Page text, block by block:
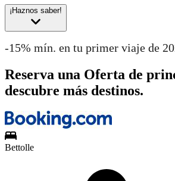
¡Haznos saber!
-15% mín. en tu primer viaje de
Reserva una Oferta de
descubre más destinos.
Bettolle